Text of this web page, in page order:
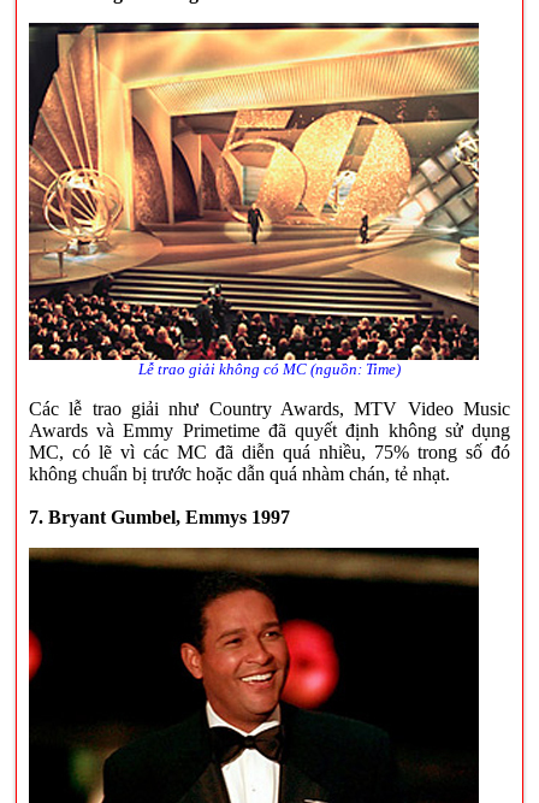
Lễ trao giải không có MC (nguồn: Time)
Các lễ trao giải như Country Awards, MTV Video Music
Awards và Emmy Primetime đã quyết định không sử dụng
MC, có lẽ vì các MC đã diễn quá nhiều, 75% trong số đó
không chuẩn bị trước hoặc dẫn quá nhàm chán, tẻ nhạt.
7. Bryant Gumbel, Emmys 1997